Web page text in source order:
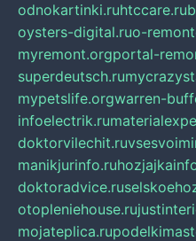
odnokartinki.ruhtccare.ru
oysters-digital.ruo-
myremont.orgportal-
superdeutsch.ru
mypetslife.orgwarren-
infoelectrik.ru
doktorvilechit.ru
manikjurinfo.ru
doktoradvice.ru
otopleniehouse.ru
mojateplica.ru